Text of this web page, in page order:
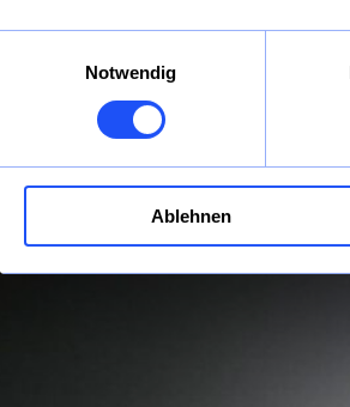
Notwendig
Ablehnen